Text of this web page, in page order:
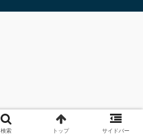
検索 トップ サイドバー